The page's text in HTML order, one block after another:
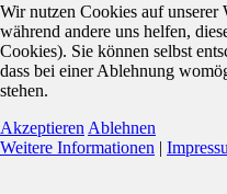
Wir nutzen Cookies auf unserer
während andere uns helfen,
Cookies). Sie können selbst
dass bei einer Ablehnung
stehen.
Akzeptieren Ablehnen
Weitere Informationen |